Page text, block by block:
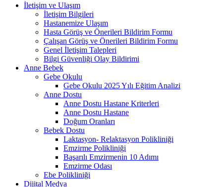
İletişim ve Ulaşım
İletişim Bilgileri
Hastanemize Ulaşım
Hasta Görüş ve Önerileri Bildirim Formu
Çalışan Görüş ve Önerileri Bildirim Formu
Genel İletişim Talepleri
Bilgi Güvenliği Olay Bildirimi
Anne Bebek
Gebe Okulu
Gebe Okulu 2025 Yılı Eğitim Analizi
Anne Dostu
Anne Dostu Hastane Kriterleri
Anne Dostu Hastane
Doğum Oranları
Bebek Dostu
Laktasyon- Relaktasyon Polikliniği
Emzirme Polikliniği
Başarılı Emzirmenin 10 Adımı
Emzirme Odası
Ebe Polikliniği
Dijital Medya